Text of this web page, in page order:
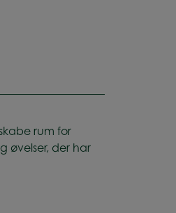
rum for
øvelser, der har